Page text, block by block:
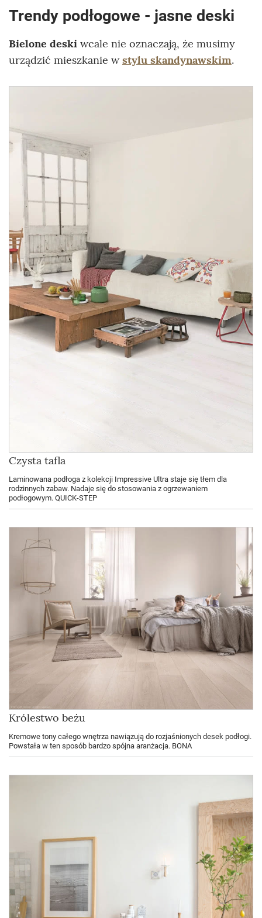
Trendy podłogowe - jasne deski
Bielone deski wcale nie oznaczają, że musimy
urządzić mieszkanie wstylu skandynawskim.
Czysta tafla
Laminowana podłoga z kolekcji Impressive Ultra staje się tłem dla
rodzinnych zabaw. Nadaje się do stosowania z ogrzewaniem
podłogowym. QUICK-STEP
Królestwo beżu
Kremowe tony całego wnętrza nawiązują do rozjaśnionych desek podłogi.
Powstała w ten sposób bardzo spójna aranżacja. BONA